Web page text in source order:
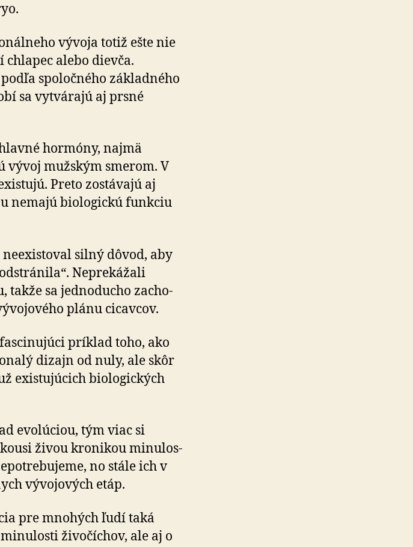
vývoja totiž ešte nie
chlapec alebo dievča.
spoločného základného
sa vytvárajú aj prsné
hormóny, najmä
vývoj mužským smerom. V
Preto zostávajú aj
nemajú biologickú funkciu
silný dôvod, aby
Neprekážali
sa jednoducho za­cho­
plánu cicavcov.
príklad toho, ako
dizajn od nuly, ale skôr
existujúcich biologických
evolúciou, tým viac si
živou kronikou mi­nu­los­
no stále ich v
vývojových etáp.
pre mnohých ľudí taká
živočíchov, ale aj o